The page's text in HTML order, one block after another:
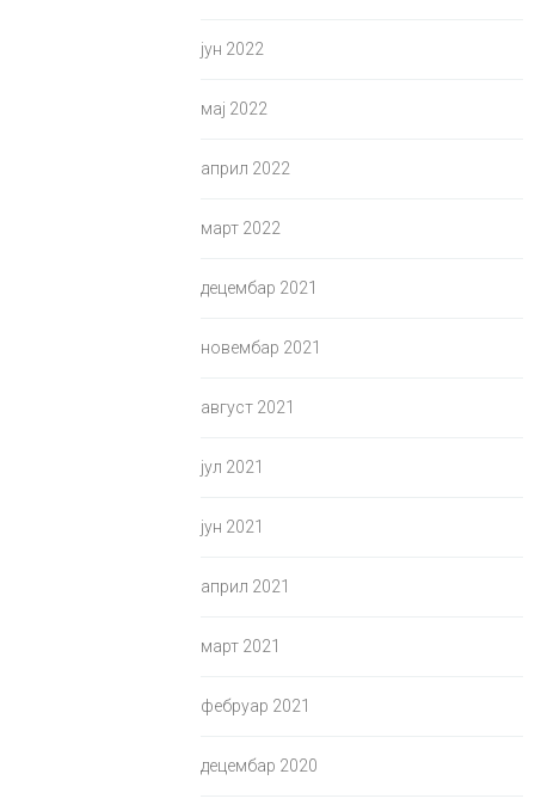
јун 2022
мај 2022
април 2022
март 2022
децембар 2021
новембар 2021
август 2021
јул 2021
јун 2021
април 2021
март 2021
фебруар 2021
децембар 2020